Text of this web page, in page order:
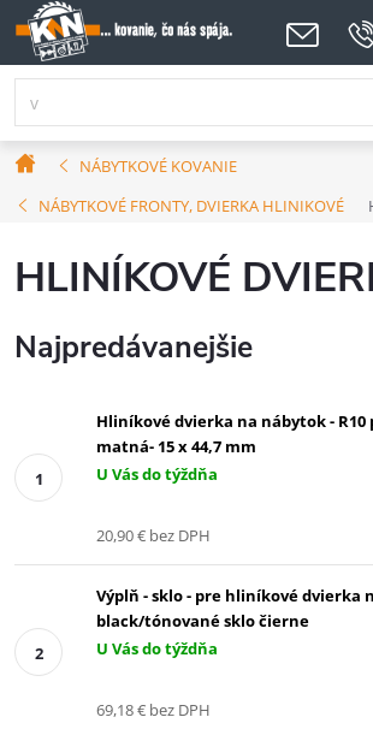
Prejsť
na
obsah
DomovNÁBYTKOVÉ KOVANIE
NÁBYTKOVÉ FRONTY, DVIERKA HLINIKOVÉ
HLINÍKOVÉ
Najpredávanejšie
Hliníkové dvierka na nábytok - R10
matná- 15 x 44,7 mm
U Vás do týždňa
20,90 € bez DPH
Výplň - sklo - pre hliníkové dvierka
black/tónované sklo čierne
U Vás do týždňa
69,18 € bez DPH